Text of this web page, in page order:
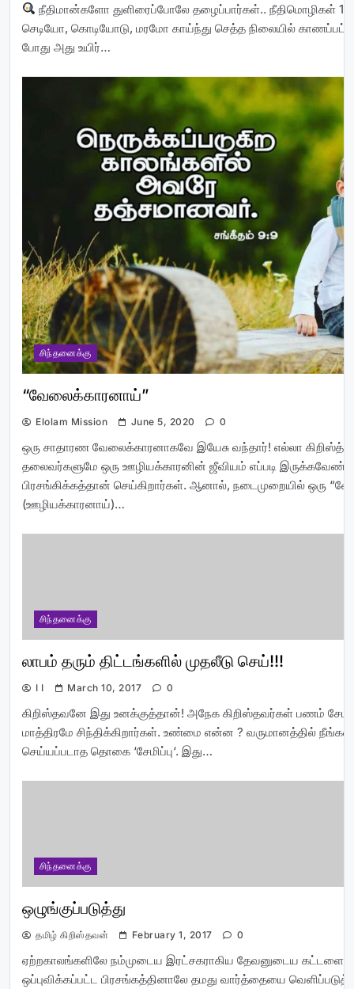
நீதிமான்களோ துளிரைப்போலே தழைப்பார்கள்.. நீதிமொழிகள்
செடியோ, கொடியோடு, மரமோ காய்ந்து செத்த நிலையில்
போது அது உயிர்…
சிந்தனைக்கு
“வேலைக்காரனாய்”
Elolam Mission June 5, 2020 0
ஒரு சாதாரண வேலைக்காரனாகவே இயேசு வந்தார்! எல்லா
தலைவர்களுமே ஒரு ஊழியக்காரனின் ஜீவியம் எப்படி
பிரசங்கிக்கத்தான் செய்கிறார்கள். ஆனால், நடைமுறையில் ஒரு
(ஊழியக்காரனாய்)…
சிந்தனைக்கு
லாபம் தரும் திட்டங்களில் முதலீடு செய்!!!
I I March 10, 2017 0
கிறிஸ்தவனே இது உனக்குத்தான்! அநேக கிறிஸ்தவர்கள் பணம்
மாத்திரமே சிந்திக்கிறார்கள். உண்மை என்ன ? வருமானத்தில் நீங்கள்
செய்யப்படாத தொகை ‘சேமிப்பு‘. இது…
சிந்தனைக்கு
ஒழுங்குப்படுத்து
தமிழ் கிறிஸ்தவன் February 1, 2017 0
ஏற்றகாலங்களிலே நம்முடைய இரட்சகராகிய தேவனுடைய
ஒப்புவிக்கப்பட்ட பிரசங்கத்தினாலே தமது வார்த்தையை